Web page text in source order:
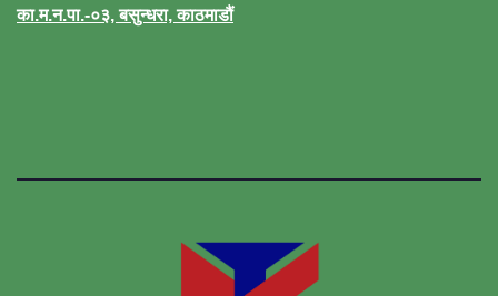
का.म.न.पा.-०३, बसुन्धरा, काठमाडौं